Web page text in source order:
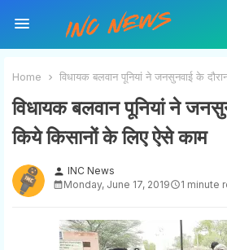
Home विधायक बलवान पूनियां ने जनसुनवाई के
विधायक बलवान पूनियां ने
किये किसानों के लिए ऐसे काम
person INC News
Monday, June 17, 2019
1 minute